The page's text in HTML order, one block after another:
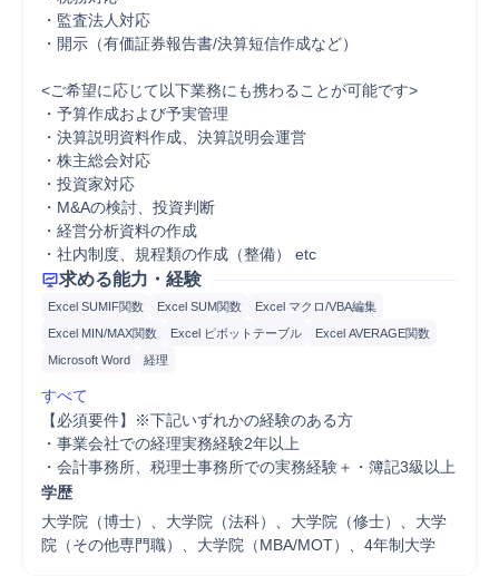
・監査法人対応
・開示（有価証券報告書/決算短信作成など）
<ご希望に応じて以下業務にも携わることが可能です>
・予算作成および予実管理
・決算説明資料作成、決算説明会運営
・株主総会対応
・投資家対応
・M&Aの検討、投資判断
・経営分析資料の作成
・社内制度、規程類の作成（整備） etc
求める能力・経験
Excel SUMIF関数 Excel SUM関数
Excel マクロ/VBA編集
Excel MIN/MAX関数
Excel ピボットテーブル
Excel AVERAGE関数
Microsoft Word
経理
すべて
【必須要件】※下記いずれかの経験のある方
・事業会社での経理実務経験2年以上
・会計事務所、税理士事務所での実務経験＋・簿記3級以上
学歴
大学院（博士）、大学院（法科）、大学院（修士）、大学
院（その他専門職）、大学院（MBA/MOT）、4年制大学